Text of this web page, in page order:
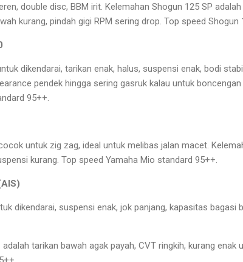
double disc, BBM irit. Kelemahan Shogun 125 SP
kurang, pindah gigi RPM sering drop. Top speed Shogun
dikendarai, tarikan enak, halus, suspensi enak, bodi
pendek hingga sering gasruk kalau untuk
95++.
untuk zig zag, ideal untuk melibas jalan macet.
kurang. Top speed Yamaha Mio standard 95++.
dikendarai, suspensi enak, jok panjang, kapasitas bagasi
tarikan bawah agak payah, CVT ringkih, kurang enak